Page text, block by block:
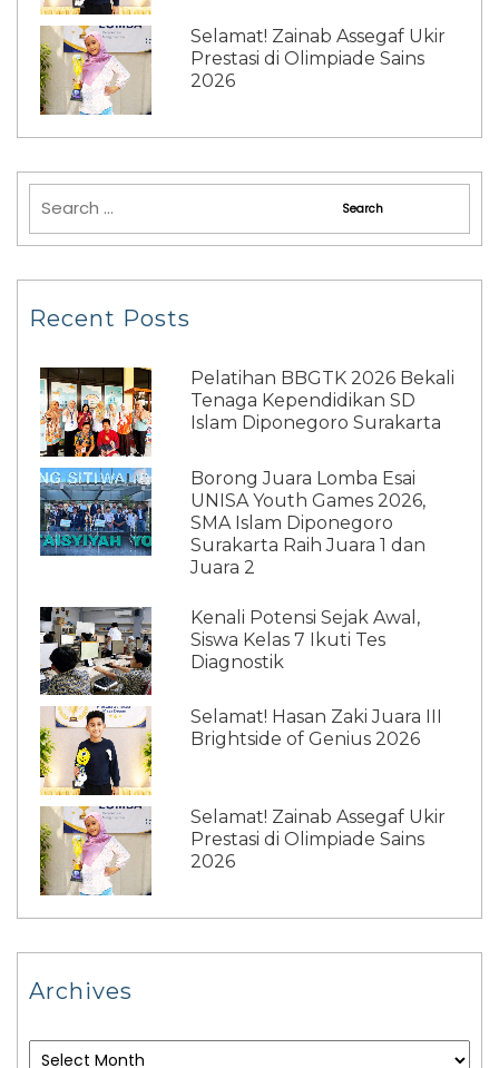
Selamat! Zainab Assegaf Ukir
Prestasi di Olimpiade Sains
2026
Recent Posts
Pelatihan BBGTK 2026 Bekali
Tenaga Kependidikan SD
Islam Diponegoro Surakarta
Borong Juara Lomba Esai
UNISA Youth Games 2026,
SMA Islam Diponegoro
Surakarta Raih Juara 1 dan
Juara 2
Kenali Potensi Sejak Awal,
Siswa Kelas 7 Ikuti Tes
Diagnostik
Selamat! Hasan Zaki Juara III
Brightside of Genius 2026
Selamat! Zainab Assegaf Ukir
Prestasi di Olimpiade Sains
2026
Archives